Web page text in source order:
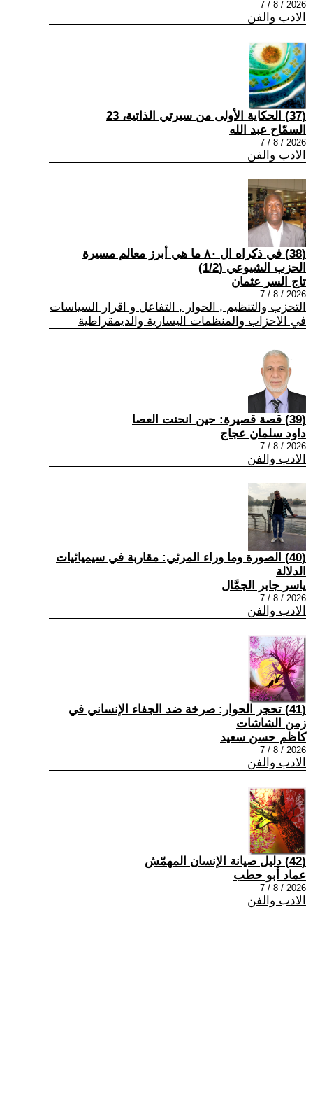
2026 / 8 / 7
الادب والفن
(37) الحكاية الأولى من سيرتي الذاتية، 23
السمّاح عبد الله
2026 / 8 / 7
الادب والفن
(38) في ذكراه ال ٨٠ ما هي أبرز معالم مسيرة
الحزب الشيوعي (1/2)
تاج السر عثمان
2026 / 8 / 7
التحزب والتنظيم , الحوار , التفاعل و اقرار السياسات
في الاحزاب والمنظمات اليسارية والديمقراطية
(39) قصة قصيرة: حين انحنت العصا
داود سلمان عجاج
2026 / 8 / 7
الادب والفن
(40) الصورة وما وراء المرئي: مقاربة في سيميائيات
الدلالة
ياسر جابر الجمَّال
2026 / 8 / 7
الادب والفن
(41) تحجر الحوار: صرخة ضد الجفاء الإنساني في
زمن الشاشات
كاظم حسن سعيد
2026 / 8 / 7
الادب والفن
(42) دليل صيانة الإنسان المهمّش
عماد أبو حطب
2026 / 8 / 7
الادب والفن